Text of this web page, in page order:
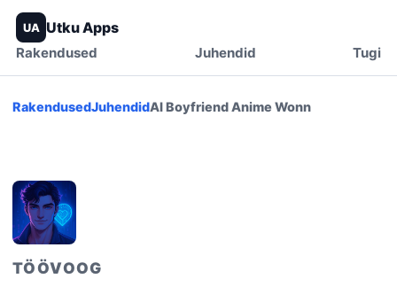
UA Utku Apps
Rakendused Juhendid Tugi
RakendusedJuhendidAI Boyfriend Anime Wonn
TÖÖVOOG